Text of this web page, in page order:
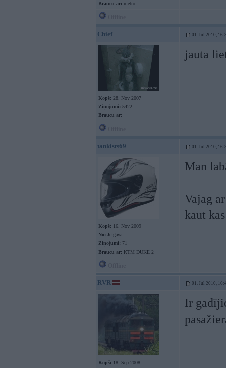
Braucu ar: metro
Chief 01. Jul 2010,
Kopš: 28. Nov 2007
Ziņojumi: 5422
Braucu ar:
jauta
tankists69 01. Jul 2010,
Kopš: 16. Nov 2009
No: Jelgava
Ziņojumi: 71
Braucu ar: KTM DUKE 2
Man
Vajag
kaut
RVR 01. Jul 2010,
Kopš: 18. Sep 2008
Ir